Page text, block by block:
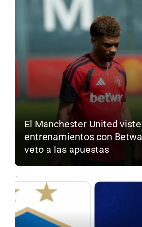
El Manchester United
entrenamientos con
veto a las apuestas